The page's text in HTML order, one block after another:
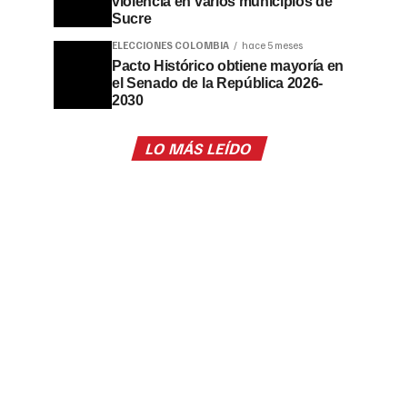
Sucre
ELECCIONES COLOMBIA hace 5 meses
Pacto Histórico obtiene mayoría en
el Senado de la República 2026-
2030
LO MÁS LEÍDO